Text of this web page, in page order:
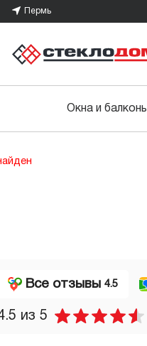
Пермь
Окна и балконы
Все отзывы 4.5
из 5